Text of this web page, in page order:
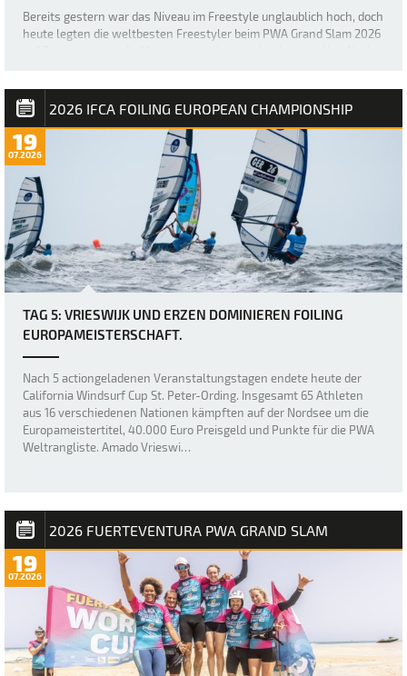
Bereits gestern war das Niveau im Freestyle unglaublich hoch, doch
heute legten die weltbesten Freestyler beim PWA Grand Slam 2026
besten Freestyl…
2026 IFCA FOILING EUROPEAN CHAMPIONSHIP
19
07.2026
TAG 5: VRIESWIJK UND ERZEN DOMINIEREN FOILING
EUROPAMEISTERSCHAFT.
Nach 5 actiongeladenen Veranstaltungstagen endete heute der
California Windsurf Cup St. Peter-Ording. Insgesamt 65 Athleten
aus 16 verschiedenen Nationen kämpften auf der Nordsee um die
Europameistertitel, 40.000 Euro Preisgeld und Punkte für die PWA
Weltrangliste. Amado Vrieswi…
2026 FUERTEVENTURA PWA GRAND SLAM
19
07.2026